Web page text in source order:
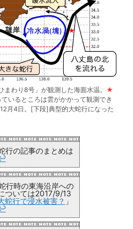
まわり8号」が観測した海面水温。 ★
いるところは雲がかかって観測でき
月4日。[下段]典型的大蛇行になった
行の記事のまとめは
行時の東海沿岸への
ついては2017/9/13
蛇行で浸水被害？ 」